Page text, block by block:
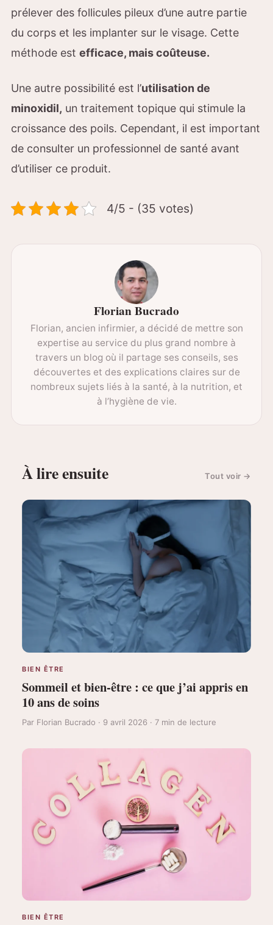
prélever des follicules pileux d’une autre partie
du corps et les implanter sur le visage. Cette
méthode est efficace, mais coûteuse.
Une autre possibilité est l’utilisation de
minoxidil, un traitement topique qui stimule la
croissance des poils. Cependant, il est important
de consulter un professionnel de santé avant
d’utiliser ce produit.
4/5 - (35 votes)
Florian Bucrado
Florian, ancien infirmier, a décidé de mettre son
expertise au service du plus grand nombre à
travers un blog où il partage ses conseils, ses
découvertes et des explications claires sur de
nombreux sujets liés à la santé, à la nutrition, et
à l’hygiène de vie.
À lire ensuite Tout voir →
BIEN ÊTRE
Sommeil et bien-être : ce que j’ai appris en
10 ans de soins
Par Florian Bucrado · 9 avril 2026 · 7 min de lecture
BIEN ÊTRE